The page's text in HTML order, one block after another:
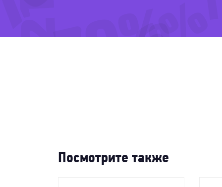
-70%
-36%
-
Посмотрите также